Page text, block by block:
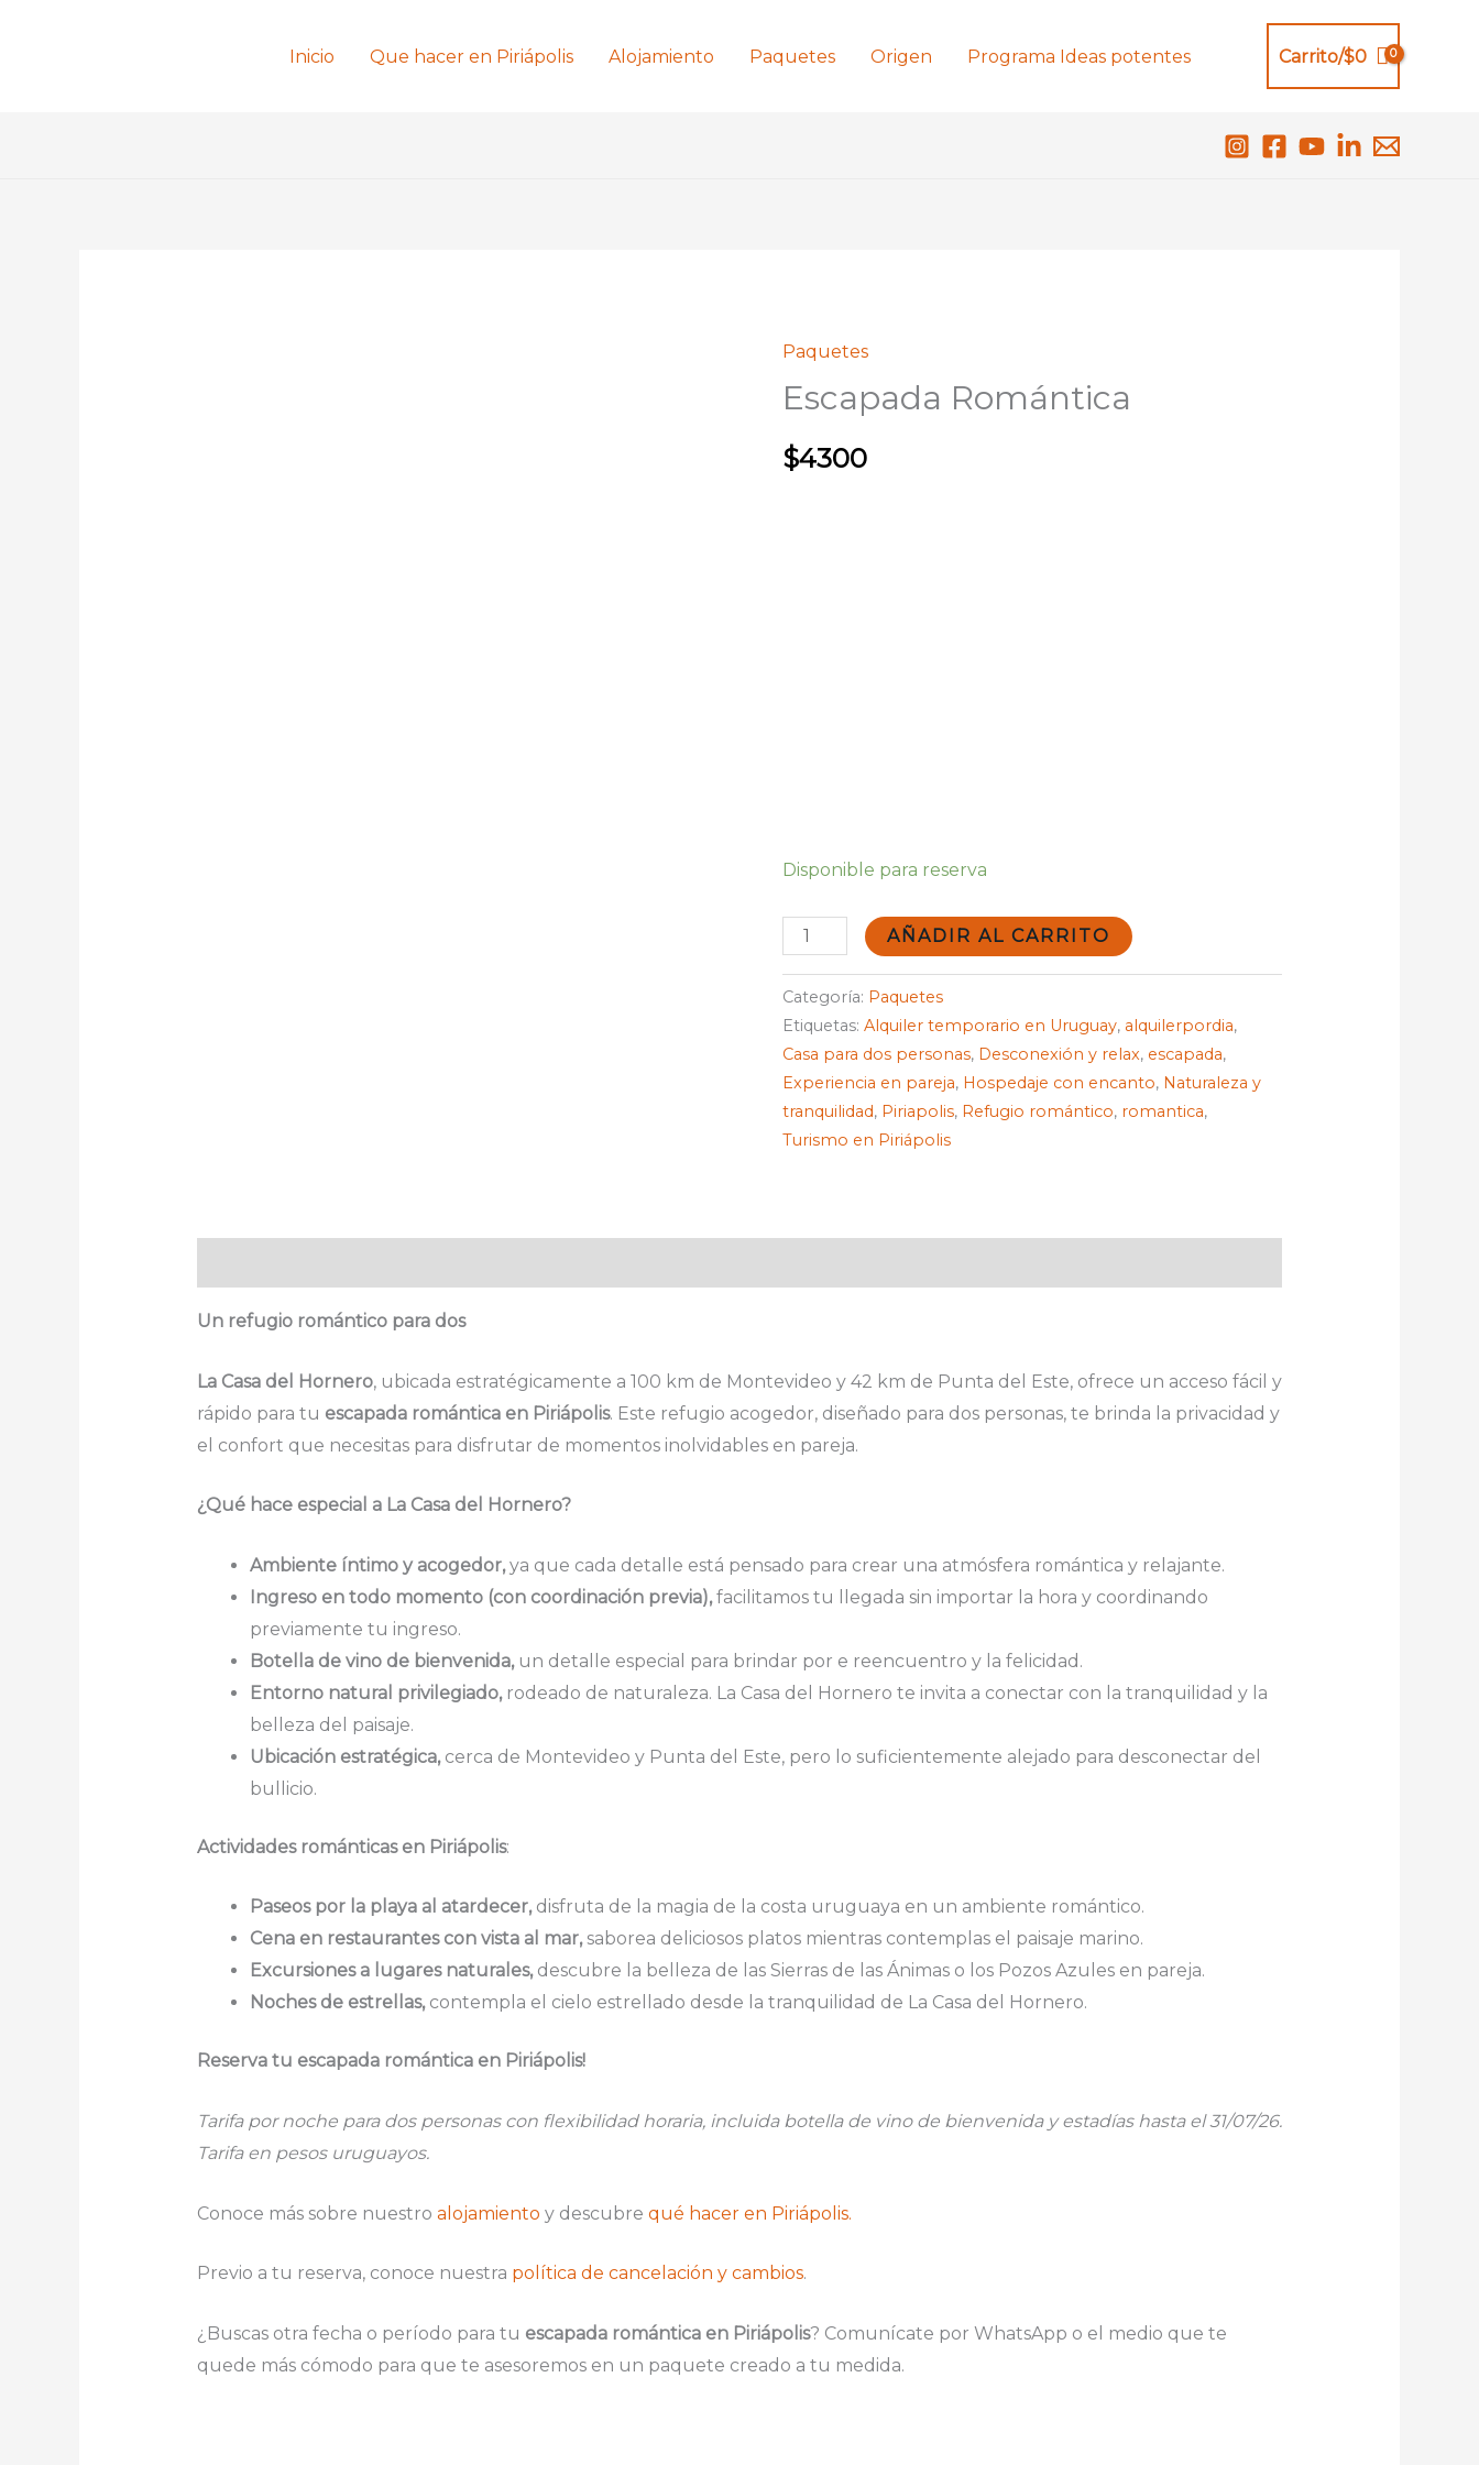
Inicio Que hacer en Piriápolis Alojamiento Paquetes Origen Programa Ideas potentes Carrito/$0
Paquetes
Escapada Romántica
$4300
Disponible para reserva
Escapada
cantidad
AÑADIR AL CARRITO
Categoría: Paquetes
Etiquetas:Alquiler temporario en Uruguay, alquilerpordia,
Casa para dos personas, Desconexión y relax, escapada,
Experiencia en pareja, Hospedaje con encanto, Naturaleza y
tranquilidad, Piriapolis, Refugio romántico, romantica,
Turismo en Piriápolis
Un refugio romántico para dos
La Casa del Hornero, ubicada estratégicamente a 100 km de Montevideo y 42 km de Punta del Este, ofrece un acceso fácil y
rápido para tu escapada romántica en Piriápolis. Este refugio acogedor, diseñado para dos personas, te brinda la privacidad y
el confort que necesitas para disfrutar de momentos inolvidables en pareja.
¿Qué hace especial a La Casa del Hornero?
Ambiente íntimo y acogedor,ya que cada detalle está pensado para crear una atmósfera romántica y relajante.
Ingreso en todo momento (con coordinación previa),facilitamos tu llegada sin importar la hora y coordinando
previamente tu ingreso.
Botella de vino de bienvenida,un detalle especial para brindar por e reencuentro y la felicidad.
Entorno natural privilegiado,rodeado de naturaleza. La Casa del Hornero te invita a conectar con la tranquilidad y la
belleza del paisaje.
Ubicación estratégica,cerca de Montevideo y Punta del Este, pero lo suficientemente alejado para desconectar del
bullicio.
Actividades románticas en Piriápolis:
Paseos por la playa al atardecer,disfruta de la magia de la costa uruguaya en un ambiente romántico.
Cena en restaurantes con vista al mar,saborea deliciosos platos mientras contemplas el paisaje marino.
Excursiones a lugares naturales,descubre la belleza de las Sierras de las Ánimas o los Pozos Azules en pareja.
Noches de estrellas,contempla el cielo estrellado desde la tranquilidad de La Casa del Hornero.
Reserva tu escapada romántica en Piriápolis!
Tarifa por noche para dos personas con flexibilidad horaria, incluida botella de vino de bienvenida y estadías hasta el 31/07/26.
Tarifa en pesos uruguayos.
Conoce más sobre nuestro alojamiento y descubre qué hacer en Piriápolis.
Previo a tu reserva, conoce nuestra política de cancelación y cambios.
¿Buscas otra fecha o período para tu escapada romántica en Piriápolis? Comunícate por WhatsApp o el medio que te
quede más cómodo para que te asesoremos en un paquete creado a tu medida.